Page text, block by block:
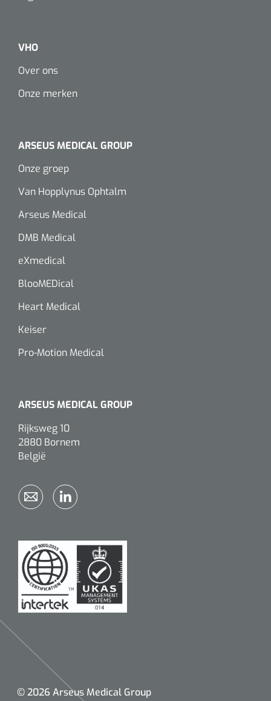
VHO
Over ons
Onze merken
ARSEUS MEDICAL GROUP
Onze groep
Van Hopplynus Ophtalm
Arseus Medical
DMB Medical
eXmedical
BlooMEDical
Heart Medical
Keiser
Pro-Motion Medical
ARSEUS MEDICAL GROUP
Rijksweg 10
2880 Bornem
België
© 2026 Arseus Medical Group